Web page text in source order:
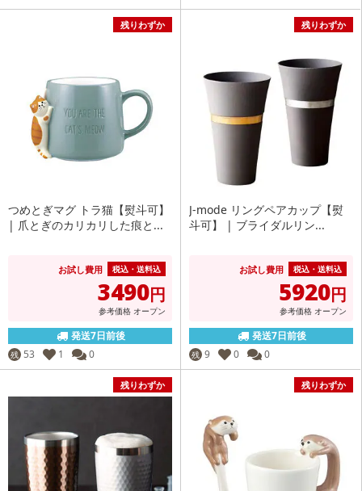
残りわずか
つめとぎマグ トラ猫【熨斗可】
| 爪とぎのカリカリした痕と...
お試し費用 税込・送料込
3490円
参考価格 オープン
発送7日前後
残 53 1 0
残りわずか
J-mode リングペアカップ【熨
斗可】 | ブライダルリン...
お試し費用 税込・送料込
5920円
参考価格 オープン
発送7日前後
残 9 0 0
残りわずか 残りわずか